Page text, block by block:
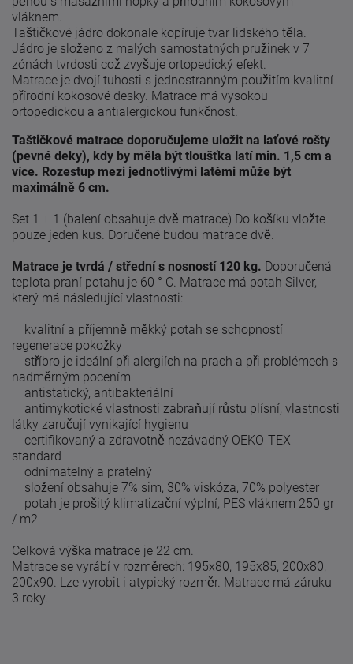
vláknem.
Taštičkové jádro dokonale kopíruje tvar lidského těla.
Jádro je složeno z malých samostatných pružinek v 7
zónách tvrdosti což zvyšuje ortopedický efekt.
Matrace je dvojí tuhosti s jednostranným použitím kvalitní
přírodní kokosové desky. Matrace má vysokou
ortopedickou a antialergickou funkčnost.
Taštičkové matrace doporučujeme uložit na laťové rošty
(pevné deky), kdy by měla být tloušťka latí min. 1,5 cm a
více. Rozestup mezi jednotlivými latěmi může být
maximálně 6 cm.
Set 1 + 1 (balení obsahuje dvě matrace) Do košíku vložte
pouze jeden kus. Doručené budou matrace dvě.
Matrace je tvrdá / střední s nosností 120 kg. Doporučená
teplota praní potahu je 60 ° C. Matrace má potah Silver,
který má následující vlastnosti:
kvalitní a příjemně měkký potah se schopností
regenerace pokožky
stříbro je ideální při alergiích na prach a při problémech s
nadměrným pocením
antistatický, antibakteriální
antimykotické vlastnosti zabraňují růstu plísní, vlastnosti
látky zaručují vynikající hygienu
certifikovaný a zdravotně nezávadný OEKO-TEX
standard
odnímatelný a pratelný
složení obsahuje 7% sim, 30% viskóza, 70% polyester
potah je prošitý klimatizační výplní, PES vláknem 250 gr
/ m2
Celková výška matrace je 22 cm.
Matrace se vyrábí v rozměrech: 195x80, 195x85, 200x80,
200x90. Lze vyrobit i atypický rozměr. Matrace má záruku
3 roky.